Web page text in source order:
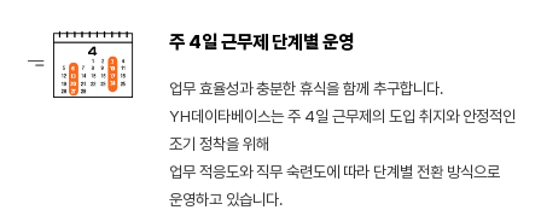
주 4일 근무제 단계별 운영
업무 효율성과 충분한 휴식을 함께 추구합니다.
YH데이타베이스는 주 4일 근무제의 도입 취지와 안정적인
조기 정착을 위해
업무 적응도와 직무 숙련도에 따라 단계별 전환 방식으로
운영하고 있습니다.